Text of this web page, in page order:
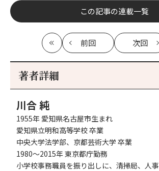
この記事の連載一覧
最
初
前回
記
次回
記
著者詳細
川合 純
1955年 愛知県名古屋市生まれ
愛知県立明和高等学校 卒業
中央大学法学部、京都芸術大学 卒業
1980～2015年 東京都庁勤務
小学校事務職員を振り出しに、清掃局、人